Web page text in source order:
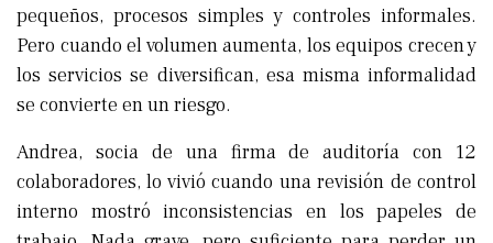
pequeños, procesos simples y controles informales.
Pero cuando el volumen aumenta, los equipos crecen y
los servicios se diversifican, esa misma informalidad
se convierte en un riesgo.
Andrea, socia de una firma de auditoría con 12
colaboradores, lo vivió cuando una revisión de control
interno mostró inconsistencias en los papeles de